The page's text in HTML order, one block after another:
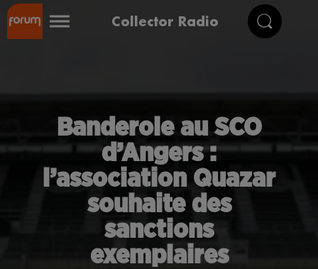
Collector Radio
Banderole au SCO
d’Angers :
l’association Quazar
souhaite des
sanctions
exemplaires